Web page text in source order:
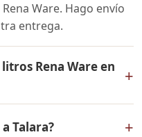
Ware. Hago envío
entrega.
Rena Ware en
+
WhatsApp para
Talara? +